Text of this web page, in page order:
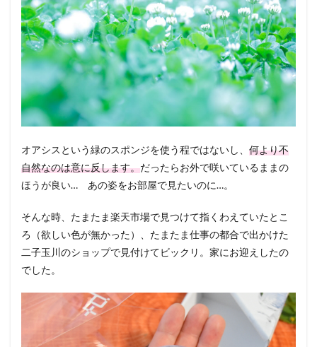
オアシスという緑のスポンジを使う程ではないし、 何より不
自然なのは意に反します。だったらお外で咲いているままの
ほうが良い… あの姿をお部屋で見たいのに…。
そんな時、たまたま楽天市場で見つけて指くわえていたとこ
ろ（欲しい色が無かった）、たまたま仕事の都合で出かけた
二子玉川のショップで見付けてビックリ。家にお迎えしたの
でした。